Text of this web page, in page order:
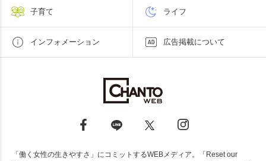
子育て ライフ
インフォメーション 広告掲載について
「働く女性の生きやすさ」にコミットするWEBメディア。「Reset our